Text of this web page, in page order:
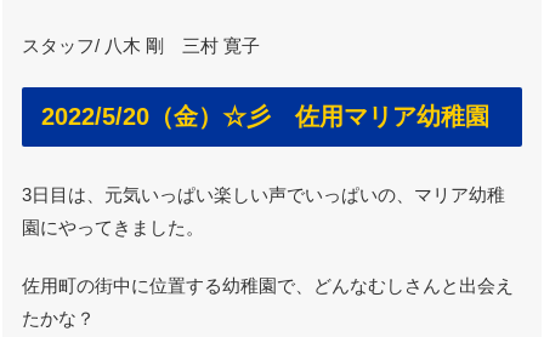
スタッフ/ 八木 剛 三村 寛子
2022/5/20（金）☆彡 佐用マリア幼稚園
3日目は、元気いっぱい楽しい声でいっぱいの、マリア幼稚
園にやってきました。
佐用町の街中に位置する幼稚園で、どんなむしさんと出会え
たかな？